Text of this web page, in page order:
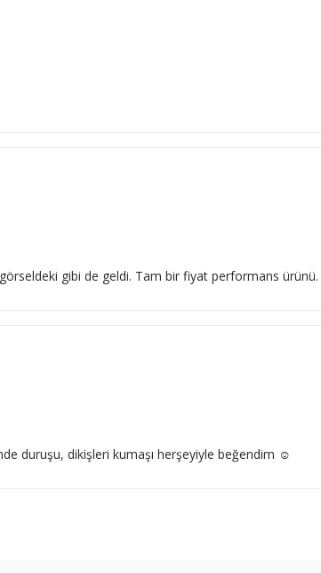
gibi de geldi. Tam bir fiyat performans
duruşu, dikişleri kumaşı herşeyiyle beğendim ☺️